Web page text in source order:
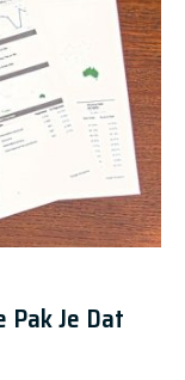
Pak Je Dat